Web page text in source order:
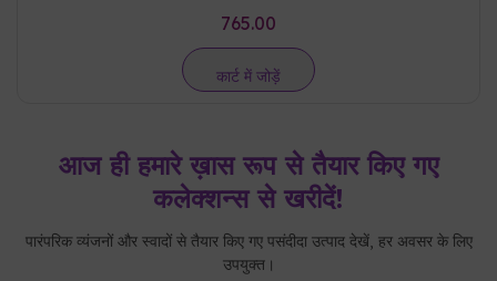
765.00
कार्ट में जोड़ें
आज ही हमारे ख़ास रूप से तैयार किए गए
कलेक्शन्स से खरीदें!
पारंपरिक व्यंजनों और स्वादों से तैयार किए गए पसंदीदा उत्पाद देखें, हर अवसर के लिए
उपयुक्त।